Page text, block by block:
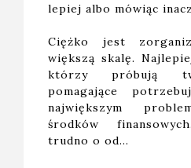
lepiej albo mówiąc
Ciężko jest
większą skalę.
którzy próbują
pomagające
największym
środków
trudno o od…